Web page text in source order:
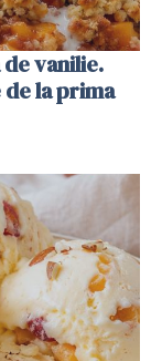
vanilie.
la prima